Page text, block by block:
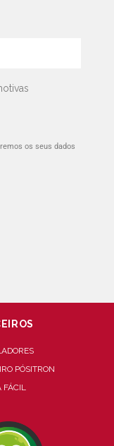
os seus dados
PÓSITRON
FÁCIL